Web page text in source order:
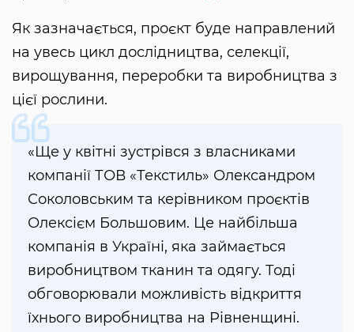
Як зазначається, проєкт буде направлений
на увесь цикл дослідництва, селекції,
вирощування, переробки та виробництва з
цієї рослини.
«Ще у квітні зустрівся з власниками
компанії ТОВ «Текстиль» Олександром
Соколовським та керівником проєктів
Олексієм Большовим. Це найбільша
компанія в Україні, яка займається
виробництвом тканин та одягу. Тоді
обговорювали можливість відкриття
їхнього виробництва на Рівненщині.